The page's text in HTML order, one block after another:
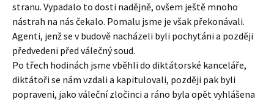
stranu. Vypadalo to dosti nadějně, ovšem ještě mnoho
nástrah na nás čekalo. Pomalu jsme je však překonávali.
Agenti, jenž se v budově nacházeli byli pochytáni a později
předvedeni před válečný soud.
Po třech hodinách jsme vběhli do diktátorské kanceláře,
diktátoři se nám vzdali a kapitulovali, později pak byli
popraveni, jako váleční zločinci a ráno byla opět vyhlášena